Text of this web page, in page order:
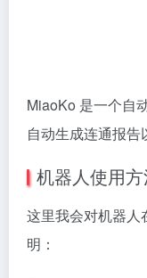
MiaoKo 是一个自
自动生成连通报告
机器人使用
这里我会对机器人
明：